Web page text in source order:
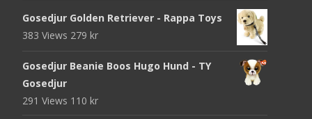
Gosedjur Golden Retriever - Rappa Toys
383 Views 279 kr
Gosedjur Beanie Boos Hugo Hund - TY
Gosedjur
291 Views 110 kr